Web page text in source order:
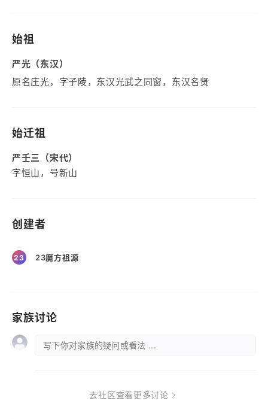
始祖
严光（东汉）
原名庄光，字子陵，东汉光武之同窗，东汉名贤
始迁祖
严壬三（宋代）
字恒山，号新山
创建者
23 23魔方祖源
家族讨论
写下你对家族的疑问或看法 ...
去社区查看更多讨论